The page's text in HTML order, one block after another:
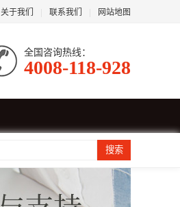
关于我们 联系我们 网站地图
全国咨询热线：
4008-118-928
搜索